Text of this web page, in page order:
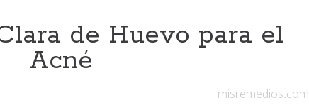
de Huevo para el
Acné
misremedios.com